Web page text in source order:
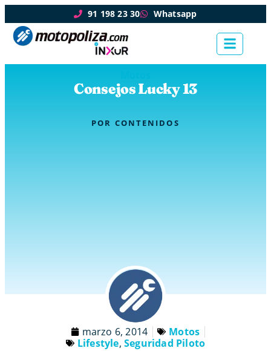
91 198 23 30 Whatsapp
Consejos Lucky 13
POR CONTENIDOS
marzo 6, 2014
Motos
Lifestyle, Seguridad Piloto